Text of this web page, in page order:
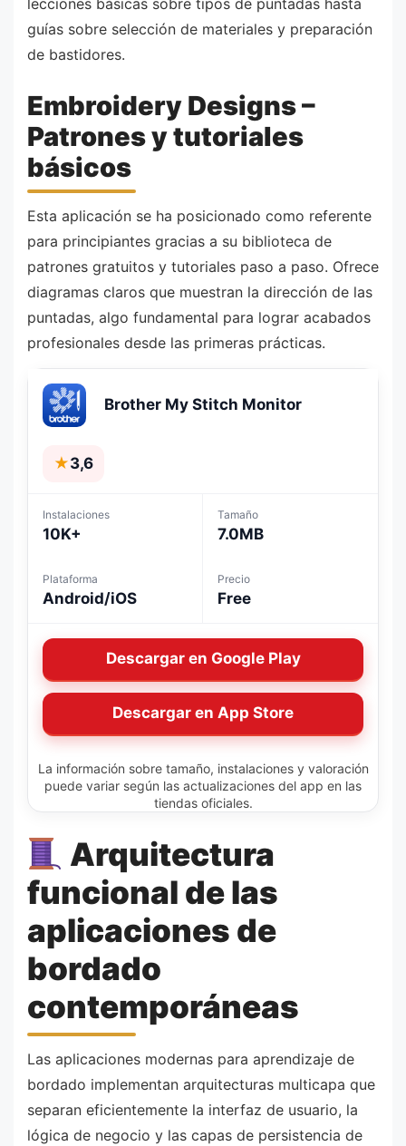
lecciones básicas sobre tipos de puntadas hasta
guías sobre selección de materiales y preparación
de bastidores.
Embroidery Designs –
Patrones y tutoriales
básicos
Esta aplicación se ha posicionado como referente
para principiantes gracias a su biblioteca de
patrones gratuitos y tutoriales paso a paso. Ofrece
diagramas claros que muestran la dirección de las
puntadas, algo fundamental para lograr acabados
profesionales desde las primeras prácticas.
Brother My Stitch Monitor
★3,6
Instalaciones
10K+
Tamaño
7.0MB
Plataforma
Android/iOS
Precio
Free
Descargar en Google Play
Descargar en App Store
La información sobre tamaño, instalaciones y valoración
puede variar según las actualizaciones del app en las
tiendas oficiales.
Arquitectura
funcional de las
aplicaciones de
bordado
contemporáneas
Las aplicaciones modernas para aprendizaje de
bordado implementan arquitecturas multicapa que
separan eficientemente la interfaz de usuario, la
lógica de negocio y las capas de persistencia de